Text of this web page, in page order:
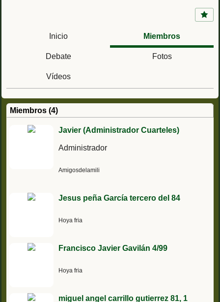
COE 102 del Regimiento Tenerife nº 49
Inicio Miembros
Debate Fotos
Vídeos
Miembros (4)
Javier (Administrador Cuarteles)
Administrador
Amigosdelamili
Jesus peña García tercero del 84
Hoya fria
Francisco Javier Gavilán 4/99
Hoya fria
miguel angel carrillo gutierrez 81, 1